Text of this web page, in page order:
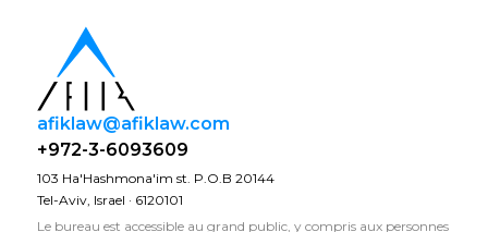
afiklaw@afiklaw.com
+972-3-6093609
103 Ha'Hashmona'im st. P.O.B 20144
Tel-Aviv, Israel · 6120101
Le bureau est accessible au grand public, y compris aux personnes